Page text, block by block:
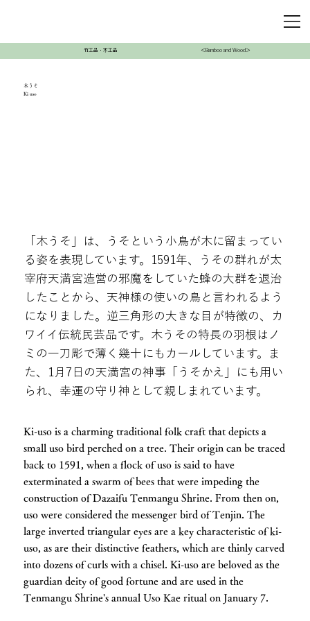
竹工品・木工品 ＜Bamboo and Wood＞
木うそ
Ki uso
「木うそ」は、うそという小鳥が木に留まってい
る姿を表現しています。1591年、うその群れが太
宰府天満宮造営の邪魔をしていた蜂の大群を退治
したことから、天神様の使いの鳥と言われるよう
になりました。逆三角形の大きな目が特徴の、カ
ワイイ伝統民芸品です。木うその特長の羽根はノ
ミの一刀彫で薄く幾十にもカールしています。ま
た、1月7日の天満宮の神事「うそかえ」にも用い
られ、幸運の守り神として親しまれています。
Ki-uso is a charming traditional folk craft that depicts a
small uso bird perched on a tree. Their origin can be traced
back to 1591, when a flock of uso is said to have
exterminated a swarm of bees that were impeding the
construction of Dazaifu Tenmangu Shrine. From then on,
uso were considered the messenger bird of Tenjin. The
large inverted triangular eyes are a key characteristic of ki-
uso, as are their distinctive feathers, which are thinly carved
into dozens of curls with a chisel. Ki-uso are beloved as the
guardian deity of good fortune and are used in the
Tenmangu Shrine's annual Uso Kae ritual on January 7.